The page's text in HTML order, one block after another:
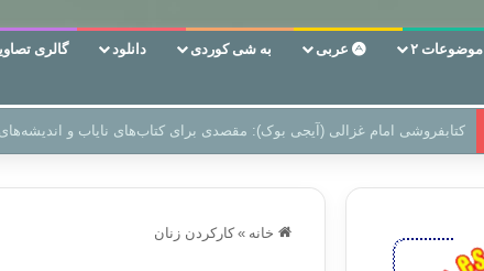
موضوعات ۲ عربی به شی کوردی دانلود گالری
سر دفتر فساد در زمین‌، دوری وکناره‌گیری از راه خداست‌!
خانه » کارکردن زنان